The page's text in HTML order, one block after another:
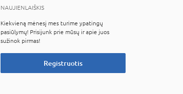
NAUJIENLAIŠKIS
Kiekvieną mėnesį mes turime ypatingų
pasiūlymų! Prisijunk prie mūsų ir apie juos
sužinok pirmas!
Registruotis